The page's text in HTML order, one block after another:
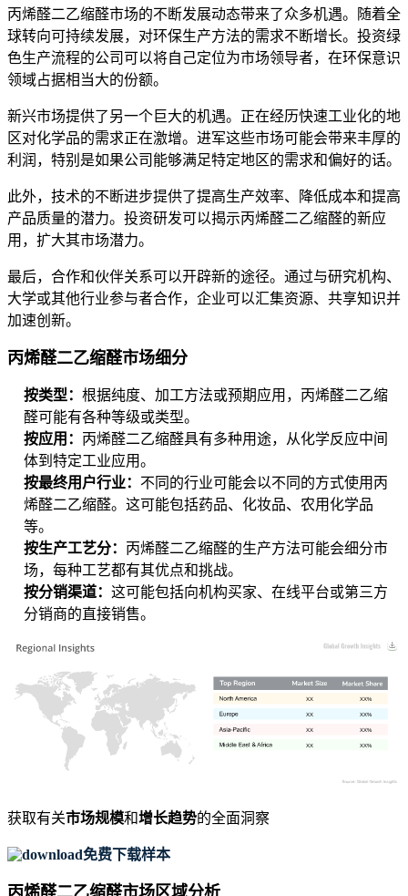
丙烯醛二乙缩醛市场的不断发展动态带来了众多机遇。随着全
球转向可持续发展，对环保生产方法的需求不断增长。投资绿
色生产流程的公司可以将自己定位为市场领导者，在环保意识
领域占据相当大的份额。
新兴市场提供了另一个巨大的机遇。正在经历快速工业化的地
区对化学品的需求正在激增。进军这些市场可能会带来丰厚的
利润，特别是如果公司能够满足特定地区的需求和偏好的话。
此外，技术的不断进步提供了提高生产效率、降低成本和提高
产品质量的潜力。投资研发可以揭示丙烯醛二乙缩醛的新应
用，扩大其市场潜力。
最后，合作和伙伴关系可以开辟新的途径。通过与研究机构、
大学或其他行业参与者合作，企业可以汇集资源、共享知识并
加速创新。
丙烯醛二乙缩醛市场细分
按类型： 根据纯度、加工方法或预期应用，丙烯醛二乙缩
醛可能有各种等级或类型。
按应用： 丙烯醛二乙缩醛具有多种用途，从化学反应中间
体到特定工业应用。
按最终用户行业： 不同的行业可能会以不同的方式使用丙
烯醛二乙缩醛。这可能包括药品、化妆品、农用化学品
等。
按生产工艺分： 丙烯醛二乙缩醛的生产方法可能会细分市
场，每种工艺都有其优点和挑战。
按分销渠道： 这可能包括向机构买家、在线平台或第三方
分销商的直接销售。
XX%
XX
XX%
XX
XX%
XX
XX%
XX
获取有关市场规模和增长趋势的全面洞察
免费下载样本